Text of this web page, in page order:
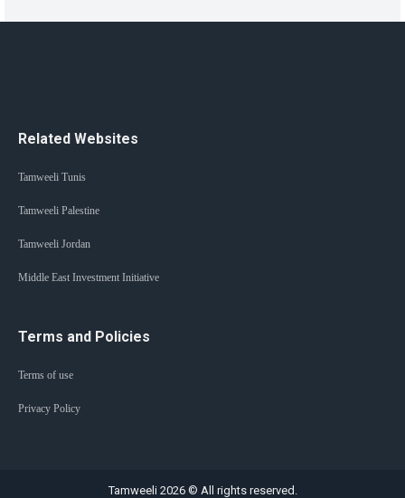
Related Websites
Tamweeli Tunis
Tamweeli Palestine
Tamweeli Jordan
Middle East Investment Initiative
Terms and Policies
Terms of use
Privacy Policy
Tamweeli 2026 © All rights reserved.